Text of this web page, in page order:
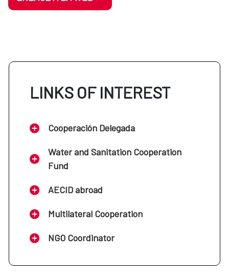
LINKS OF INTEREST
Cooperación Delegada
Water and Sanitation Cooperation
Fund
AECID abroad
Multilateral Cooperation
NGO Coordinator